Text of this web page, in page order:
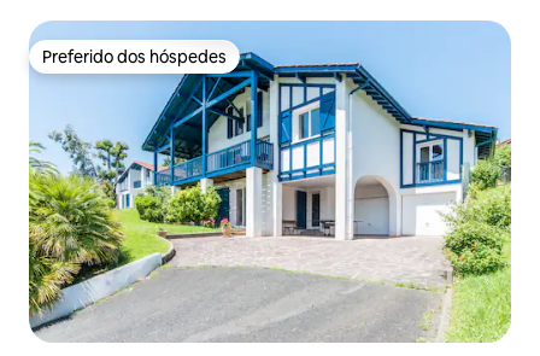
Preferido dos hóspedes
Preferido dos hóspedes